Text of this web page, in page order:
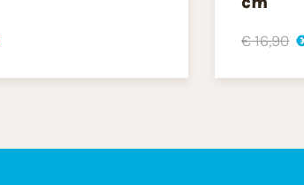
€ 16,90